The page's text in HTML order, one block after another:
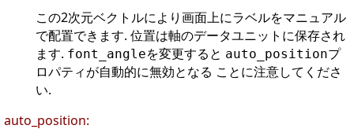
この2次元ベクトルにより画面上にラベルをマニュアル
で配置できます. 位置は軸のデータユニットに保存され
ます. font_angleを変更すると auto_positionプ
ロパティが自動的に無効となる ことに注意してくださ
い.
auto_position: